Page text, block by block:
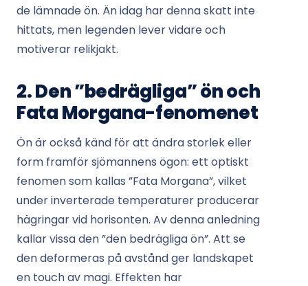
de lämnade ön. Än idag har denna skatt inte
hittats, men legenden lever vidare och
motiverar relikjakt.
2. Den ”bedrägliga” ön och
Fata Morgana-fenomenet
Ön är också känd för att ändra storlek eller
form framför sjömannens ögon: ett optiskt
fenomen som kallas ”Fata Morgana”, vilket
under inverterade temperaturer producerar
hägringar vid horisonten. Av denna anledning
kallar vissa den ”den bedrägliga ön”. Att se
den deformeras på avstånd ger landskapet
en touch av magi. Effekten har